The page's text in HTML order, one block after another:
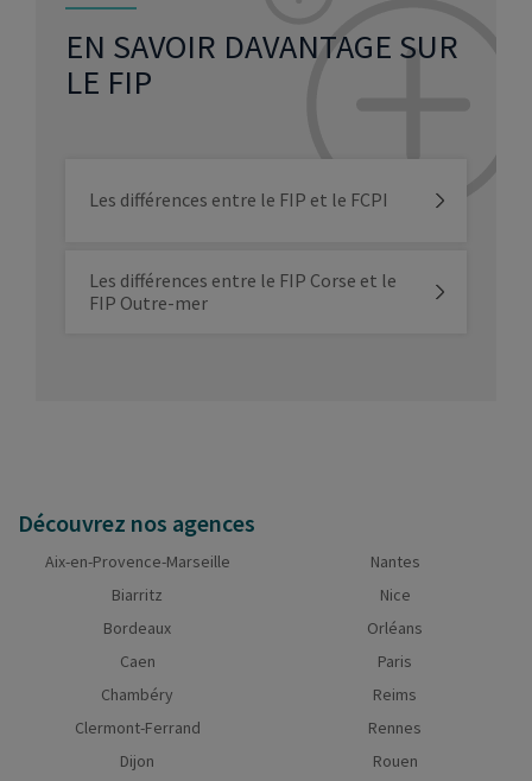
EN SAVOIR DAVANTAGE SUR
LE FIP
Les différences entre le FIP et le FCPI
Les différences entre le FIP Corse et le
FIP Outre-mer
Découvrez nos agences
Aix-en-Provence-Marseille
Biarritz
Bordeaux
Caen
Chambéry
Clermont-Ferrand
Dijon
Nantes
Nice
Orléans
Paris
Reims
Rennes
Rouen